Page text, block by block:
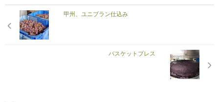
甲州、ユニブラン仕込み
バスケットプレス